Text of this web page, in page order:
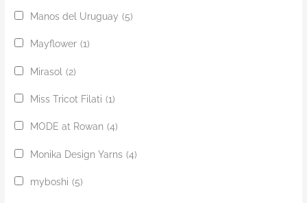
Manos del Uruguay (5)
Mayflower (1)
Mirasol (2)
Miss Tricot Filati (1)
MODE at Rowan (4)
Monika Design Yarns (4)
myboshi (5)